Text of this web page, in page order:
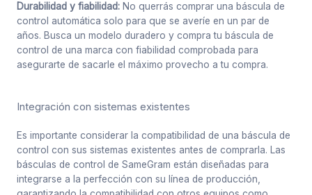
Durabilidad y fiabilidad: No querrás comprar una báscula de
control automática solo para que se averíe en un par de
años. Busca un modelo duradero y compra tu báscula de
control de una marca con fiabilidad comprobada para
asegurarte de sacarle el máximo provecho a tu compra.
Integración con sistemas existentes
Es importante considerar la compatibilidad de una báscula de
control con sus sistemas existentes antes de comprarla. Las
básculas de control de SameGram están diseñadas para
integrarse a la perfección con su línea de producción,